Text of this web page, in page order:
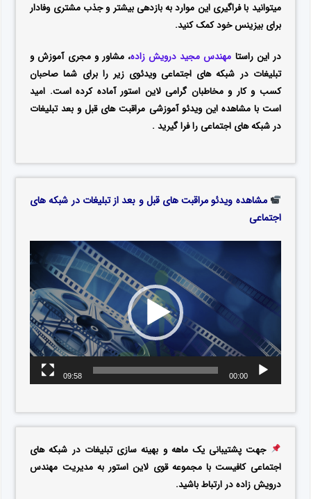
میتوانید با فراگیری این موارد به بازدهی بیشتر و جذب مشتری وفادار
برای بیزینس خود کمک کنید.
در این راستا مهندس مجید درویش زاده، مشاور و مجری آموزش و
تبلیغات در شبکه های اجتماعی ویدئوی زیر را برای شما صاحبان
کسب و کار و مخاطبان گرامی لاین استور آماده کرده است. امید
است با مشاهده این ویدئو آموزشی مراقبت های قبل و بعد تبلیغات
در شبکه های اجتماعی را فرا گیرید .
مشاهده ویدئو مراقبت های قبل و بعد از تبلیغات در شبکه های
اجتماعی
00:00
09:58
جهت پشتیبانی یک ماهه و بهینه سازی تبلیغات در شبکه های
اجتماعی کافیست با مجموعه قوی لاین استور به مدیریت مهندس
درویش زاده در ارتباط باشید.